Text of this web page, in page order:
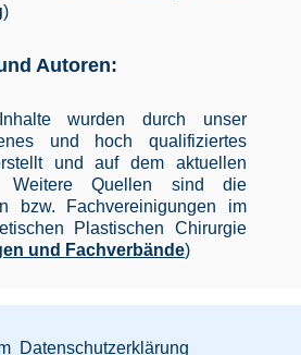
)
Autoren:
wurden durch unser
und hoch qualifiziertes
und auf dem aktuellen
Weitere Quellen sind die
bzw. Fachvereinigungen im
Plastischen Chirurgie
und Fachverbände)
Datenschutzerklärung